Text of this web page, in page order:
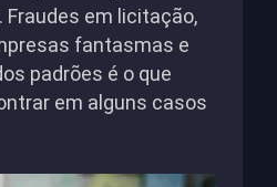
em licitação,
fantasmas e
padrões é o que
em alguns casos